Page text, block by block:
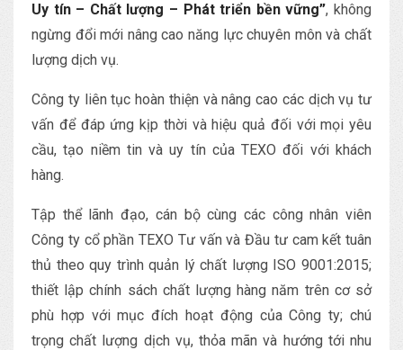
Uy tín – Chất lượng – Phát triển bền vững”, không
ngừng đổi mới nâng cao năng lực chuyên môn và chất
lượng dịch vụ.
Công ty liên tục hoàn thiện và nâng cao các dịch vụ tư
vấn để đáp ứng kịp thời và hiệu quả đối với mọi yêu
cầu, tạo niềm tin và uy tín của TEXO đối với khách
hàng.
Tập thể lãnh đạo, cán bộ cùng các công nhân viên
Công ty cổ phần TEXO Tư vấn và Đầu tư cam kết tuân
thủ theo quy trình quản lý chất lượng ISO 9001:2015;
thiết lập chính sách chất lượng hàng năm trên cơ sở
phù hợp với mục đích hoạt động của Công ty; chú
trọng chất lượng dịch vụ, thỏa mãn và hướng tới nhu